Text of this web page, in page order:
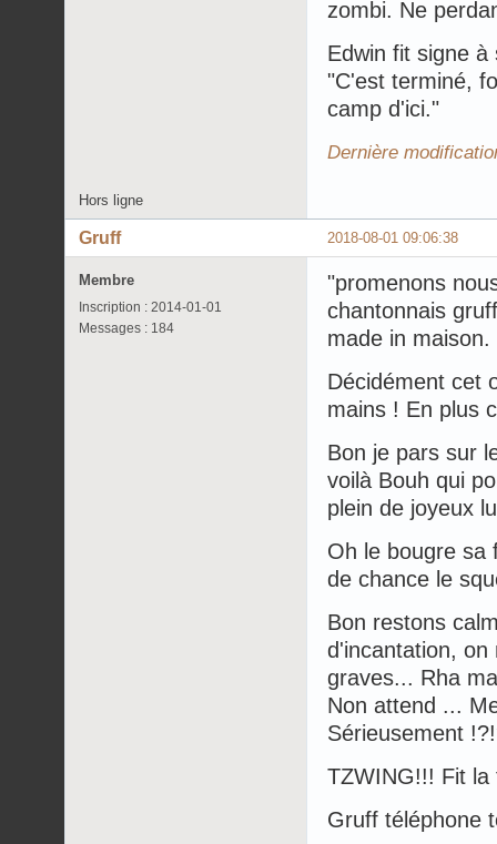
zombi. Ne
Edwin fit signe
"C'est terminé,
camp d'ici."
Dernière
Hors ligne
2018-08-01 09:06:38
Gruff
Membre
Inscription : 2014-01-01
Messages : 184
"promenons
chantonnais
made in maison.
Décidément cet
mains ! En plus
Bon je pars sur
voilà Bouh qui
plein de joyeux
Oh le bougre sa
de chance le
Bon restons
d'incantation, on
graves... Rha
Non attend ...
Sérieusement
TZWING!!! Fit la
Gruff téléphone